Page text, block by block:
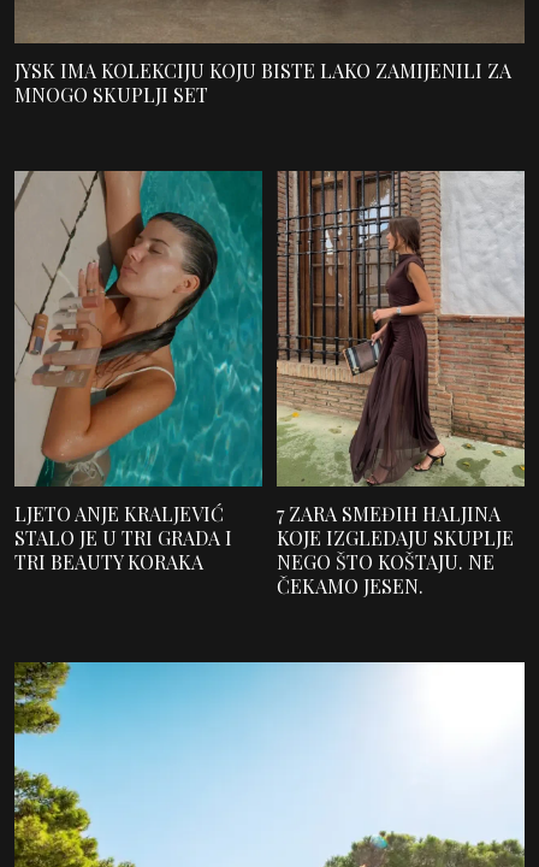
JYSK IMA KOLEKCIJU KOJU BISTE LAKO ZAMIJENILI ZA
MNOGO SKUPLJI SET
LJETO ANJE KRALJEVIĆ
STALO JE U TRI GRADA I
TRI BEAUTY KORAKA
7 ZARA SMEĐIH HALJINA
KOJE IZGLEDAJU SKUPLJE
NEGO ŠTO KOŠTAJU. NE
ČEKAMO JESEN.